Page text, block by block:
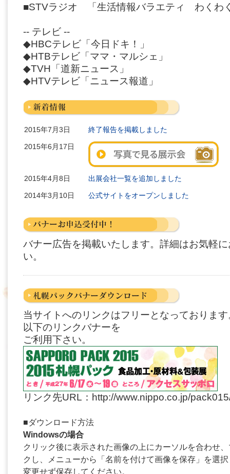
■STVラジオ 「生活情報バラエティ わくわ
-- テレビ --
◆HBCテレビ「今日ドキ！」
◆HTBテレビ「ママ・マルシェ」
◆TVH「道新ニュース」
◆HTVテレビ「ニュース報道」
2015年7月3日 終了報告を掲載しました
2015年6月17日
2015年4月8日 出展会社一覧を追加しました
2014年3月10日 公式サイトをオープンしました
バナー広告を掲載いたします。詳細はお気軽
い。
当サイトへのリンクはフリーとなっておりま
以下のリンクバナーを
ご利用下さい。
リンク先URL：http://www.nippo.co.jp/
■ダウンロード方法
Windowsの場合
クリック後に表示された画像の上にカーソルを合わせ
クし、メニューから「名前を付けて画像を保存」を選
変更せず保存してください。